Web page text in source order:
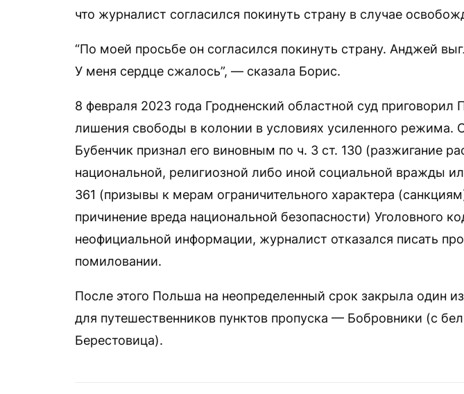
что журналист согласился покинуть страну в случае
“По моей просьбе он согласился покинуть страну. Анджей
У меня сердце сжалось”, — сказала Борис.
8 февраля 2023 года Гродненский областной суд приговорил
лишения свободы в колонии в условиях усиленного режима.
Бубенчик признал его виновным по ч. 3 ст. 130 (разжигание
национальной, религиозной либо иной социальной вражды
361 (призывы к мерам ограничительного характера
причинение вреда национальной безопасности) Уголовного
неофициальной информации, журналист отказался писать
помиловании.
После этого Польша на неопределенный срок закрыла один
для путешественников пунктов пропуска — Бобровники (с
Берестовица).